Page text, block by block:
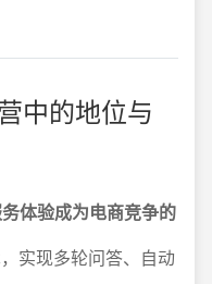
中的地位与
体验成为电商竞争的
实现多轮问答、自动